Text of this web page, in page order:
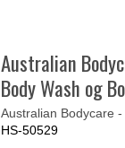
Australian
Body Wash og
Australian Bodycare
HS-50529